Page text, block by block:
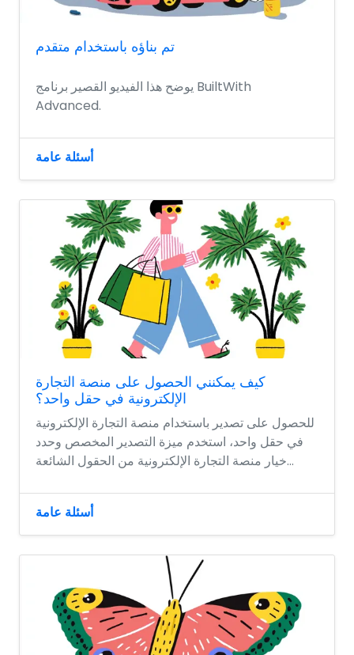
تم بناؤه باستخدام متقدم
يوضح هذا الفيديو القصير برنامج BuiltWith
Advanced.
أسئلة عامة
كيف يمكنني الحصول على منصة التجارة
الإلكترونية في حقل واحد؟
للحصول على تصدير باستخدام منصة التجارة الإلكترونية
في حقل واحد، استخدم ميزة التصدير المخصص وحدد
خيار منصة التجارة الإلكترونية من الحقول الشائعة...
أسئلة عامة